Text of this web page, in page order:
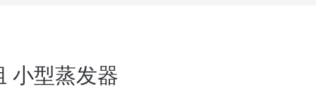
小型蒸发器